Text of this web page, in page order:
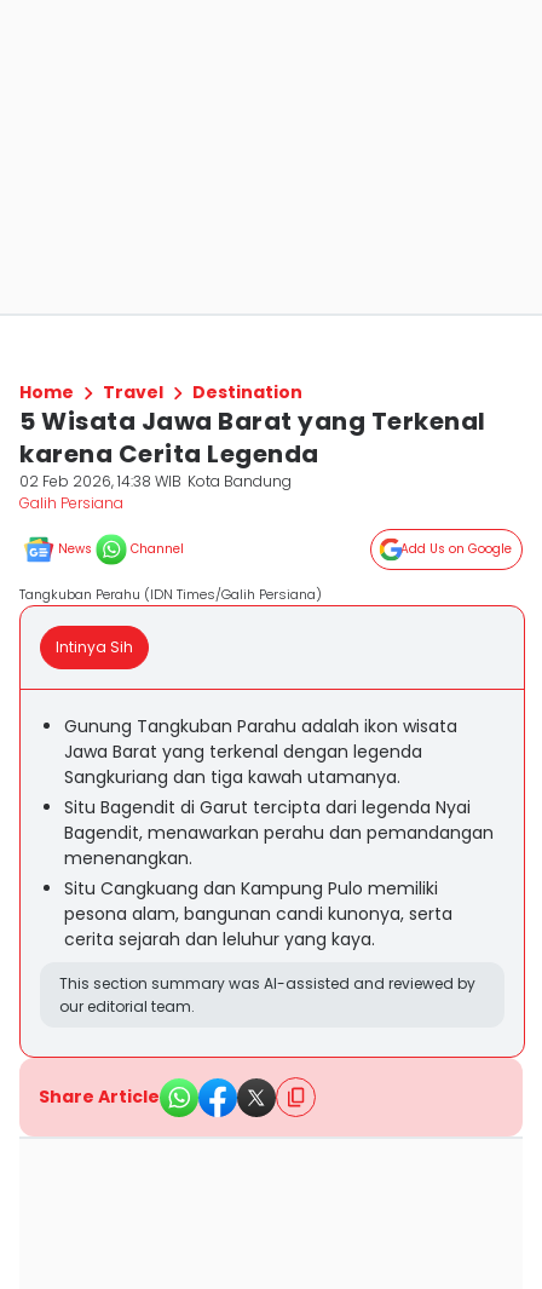
Home Travel Destination
5 Wisata Jawa Barat yang Terkenal
karena Cerita Legenda
02 Feb 2026, 14:38 WIB Kota Bandung
Galih Persiana
News Channel Add Us on Google
Tangkuban Perahu (IDN Times/Galih Persiana)
Intinya Sih
Gunung Tangkuban Parahu adalah ikon wisata
Jawa Barat yang terkenal dengan legenda
Sangkuriang dan tiga kawah utamanya.
Situ Bagendit di Garut tercipta dari legenda Nyai
Bagendit, menawarkan perahu dan pemandangan
menenangkan.
Situ Cangkuang dan Kampung Pulo memiliki
pesona alam, bangunan candi kunonya, serta
cerita sejarah dan leluhur yang kaya.
This section summary was AI-assisted and reviewed by
our editorial team.
Share Article